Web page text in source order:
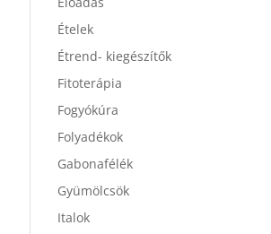
Egészség
Előadás
Ételek
Étrend- kiegészítők
Fitoterápia
Fogyókúra
Folyadékok
Gabonafélék
Gyümölcsök